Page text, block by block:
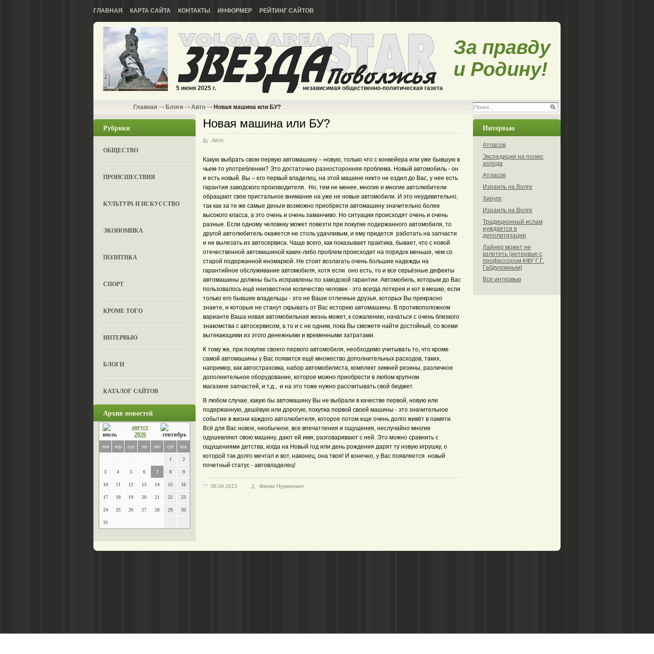
ГЛАВНАЯ КАРТА САЙТА КОНТАКТЫ ИНФОРМЕР РЕЙТИНГ САЙТОВ
5 июня 2025 г. независимая общественно-политическая газета
За правду
и Родину!
Главная Блоги Авто Новая машина или БУ?
Рубрики
ОБЩЕСТВО
ПРОИСШЕСТВИЯ
КУЛЬТУРА И ИСКУССТВО
ЭКОНОМИКА
ПОЛИТИКА
СПОРТ
КРОМЕ ТОГО
ИНТЕРВЬЮ
БЛОГИ
КАТАЛОГ САЙТОВ
Архив новостей
август
2026
пон втр срд чет пят суб вск
1 2
3 4 5 6 7 8 9
10 11 12 13 14 15 16
17 18 19 20 21 22 23
24 25 26 27 28 29 30
31
Новая машина или БУ?
Авто
Какую выбрать свою первую автомашину – новую, только что с конвейера или уже бывшую в
чьем-то употреблении? Это достаточно разносторонняя проблема. Новый автомобиль - он
и есть новый. Вы – его первый владелец, на этой машине никто не ездил до Вас, у нее есть
гарантия заводского производителя. Но, тем не менее, многие и многие автолюбители
обращают свое пристальное внимание на уже не новые автомобили. И это неудивительно,
так как за те же самые деньги возможно приобрести автомашину значительно более
высокого класса, а это очень и очень заманчиво. Но ситуации происходят очень и очень
разные. Если одному человеку может повезти при покупке подержанного автомобиля, то
другой автолюбитель окажется не столь удачливым, и ему придется работать на запчасти
и не вылезать из автосервиса. Чаще всего, как показывает практика, бывает, что с новой
отечественной автомашиной каких-либо проблем происходит на порядок меньше, чем со
старой подержанной иномаркой. Не стоит возлагать очень большие надежды на
гарантийное обслуживание автомобиля, хотя если оно есть, то и все серьёзные дефекты
автомашины должны быть исправлены по заводской гарантии. Автомобиль, которым до Вас
пользовалось ещё неизвестное количество человек - это всегда лотерея и кот в мешке, если
только его бывшие владельцы - это не Ваши отличные друзья, которых Вы прекрасно
знаете, и которые не станут скрывать от Вас историю автомашины. В противоположном
варианте Ваша новая автомобильная жизнь может, к сожалению, начаться с очень близкого
знакомства с автосервисом, а то и с не одним, пока Вы сможете найти достойный, со всеми
вытекающими из этого денежными и временными затратами.
К тому же, при покупке своего первого автомобиля, необходимо учитывать то, что кроме
самой автомашины у Вас появится ещё множество дополнительных расходов, таких,
например, как автостраховка, набор автомобилиста, комплект зимней резины, различное
дополнительное оборудование, которое можно приобрести в любом крупном
магазине запчастей, и т.д., и на это тоже нужно рассчитывать свой бюджет.
В любом случае, какую бы автомашину Вы не выбрали в качестве первой, новую или
подержанную, дешёвую или дорогую, покупка первой своей машины - это значительное
событие в жизни каждого автолюбителя, которое потом еще очень долго живёт в памяти.
Всё для Вас новое, необычное, все впечатления и ощущения, неслучайно многие
одушевляют свою машину, дают ей имя, разговаривают с ней. Это можно сравнить с
ощущениями детства, когда на Новый год или день рождения дарят ту новую игрушку, о
которой так долго мечтал и вот, наконец, она твоя! И конечно, у Вас появляется новый
почетный статус - автовладелец!
08.04.2013 Фагим Нуриахмет
Интервью
Атласов
Экспедиция на полюс
холода
Атласов
Израиль на Волге
Хирург
Израиль на Волге
Традиционный ислам
нуждается в
деполитизации
Лайнер может не
взлететь (интервью с
профессором КФУ Г.Г.
Габдуллиным)
Все интервью